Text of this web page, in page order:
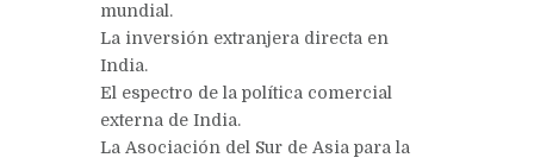
mundial.
La inversión extranjera directa en
India.
El espectro de la política comercial
externa de India.
La Asociación del Sur de Asia para la